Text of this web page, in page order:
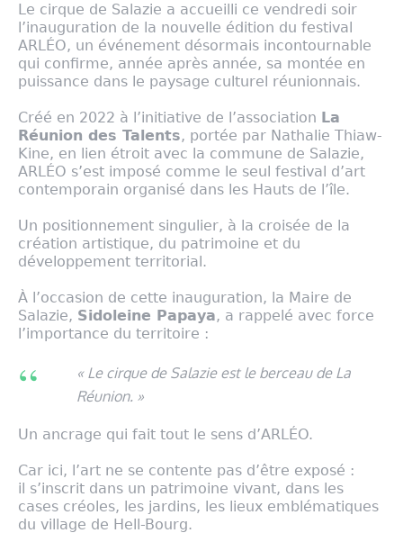
Le cirque de Salazie a accueilli ce vendredi soir
l’inauguration de la nouvelle édition du festival
ARLÉO, un événement désormais incontournable
qui confirme, année après année, sa montée en
puissance dans le paysage culturel réunionnais.
Créé en 2022 à l’initiative de l’association La
Réunion des Talents, portée par Nathalie Thiaw-
Kine, en lien étroit avec la commune de Salazie,
ARLÉO s’est imposé comme le seul festival d’art
contemporain organisé dans les Hauts de l’île.
Un positionnement singulier, à la croisée de la
création artistique, du patrimoine et du
développement territorial.
À l’occasion de cette inauguration, la Maire de
Salazie, Sidoleine Papaya, a rappelé avec force
l’importance du territoire :
« Le cirque de Salazie est le berceau de La
Réunion. »
Un ancrage qui fait tout le sens d’ARLÉO.
Car ici, l’art ne se contente pas d’être exposé :
il s’inscrit dans un patrimoine vivant, dans les
cases créoles, les jardins, les lieux emblématiques
du village de Hell-Bourg.